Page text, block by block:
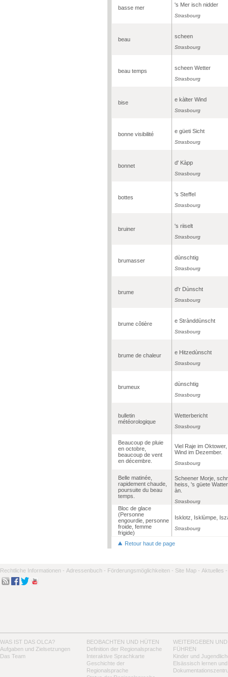
basse mer 's Mer isch nidder
Strasbourg
beau scheen
Strasbourg
beau temps scheen Wetter
Strasbourg
bise e kàlter Wind
Strasbourg
bonne visibilité e güeti Sicht
Strasbourg
bonnet d' Kàpp
Strasbourg
bottes 's Steffel
Strasbourg
bruiner 's riiselt
Strasbourg
brumasser dùnschtig
Strasbourg
brume d'r Dùnscht
Strasbourg
brume côtière e Strànddùnscht
Strasbourg
brume de chaleur e Hitzedùnscht
Strasbourg
brumeux dùnschtig
Strasbourg
bulletin
météorologique
Wetterbericht
Strasbourg
Beaucoup de pluie
en octobre,
beaucoup de vent
en décembre.
Viel Raje im Oktower,
Wind im Dezember.
Strasbourg
Belle matinée,
rapidement chaude,
poursuite du beau
temps.
Scheener Morje,
heiss, 's güete
àn.
Strasbourg
Bloc de glace
(Personne
engourdie, personne
froide, femme
frigide)
Isklotz, Isklùmpe,
Strasbourg
Retour haut de page
Rechtliche Informationen - Adressenbuch - Förderungsmöglichkeiten - Site Map - Aktuelles -
WAS IST DAS OLCA?
Aufgaben und Zielsetzungen
Das Team
BEOBACHTEN UND HÜTEN
Definition der Regionalsprache
Interaktive Sprachkarte
Geschichte der
Regionalsprache
WEITERGEBEN UND
FÜHREN
Kinder und
Elsässisch lernen